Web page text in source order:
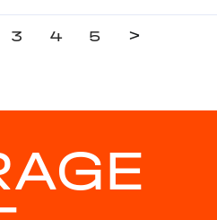
3 4 5 >